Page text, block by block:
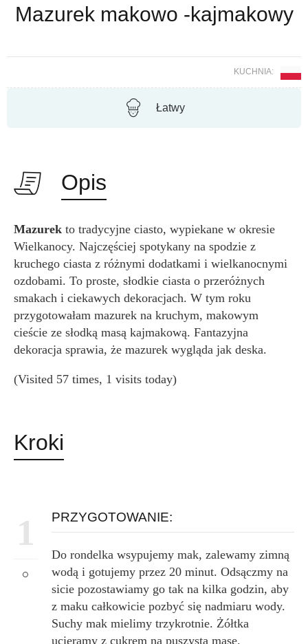
Mazurek makowo -kajmakowy
KUCHNIA:
Łatwy
Opis
Mazurek to tradycyjne ciasto, wypiekane w okresie
Wielkanocy. Najczęściej spotykany na spodzie z
kruchego ciasta z różnymi dodatkami i wielkanocnymi
ozdobami. To proste, słodkie ciasta o przeróżnych
smakach i ciekawych dekoracjach. W tym roku
przygotowałam mazurek na kruchym, makowym
cieście ze słodką masą kajmakową. Fantazyjna
dekoracja sprawia, że mazurek wygląda jak deska.
(Visited 57 times, 1 visits today)
Kroki
1 PRZYGOTOWANIE:
Do rondelka wsypujemy mak, zalewamy zimną
wodą i gotujemy przez 20 minut. Odsączmy na
sicie pozostawiamy go tak na kilka godzin, aby
z maku całkowicie pozbyć się nadmiaru wody.
Suchy mak mielimy trzykrotnie. Żółtka
ucieramy z cukrem na puszystą masę.